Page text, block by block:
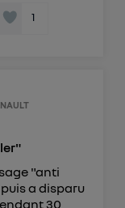
1
"anti
a disparu
30